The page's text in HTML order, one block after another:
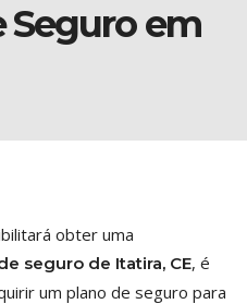
Seguro em
obter uma
seguro de Itatira, CE, é
um plano de seguro para